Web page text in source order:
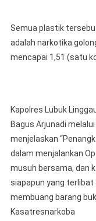
Semua plastik
adalah narkotika
mencapai 1,51 (satu
Kapolres Lubuk
Bagus Arjunadi
menjelaskan
dalam menjalankan
musuh bersama, dan
siapapun yang terlibat
membuang barang
Kasatresnarkoba